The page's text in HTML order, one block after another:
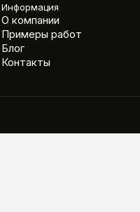
Информация
О компании
Примеры работ
Блог
Контакты